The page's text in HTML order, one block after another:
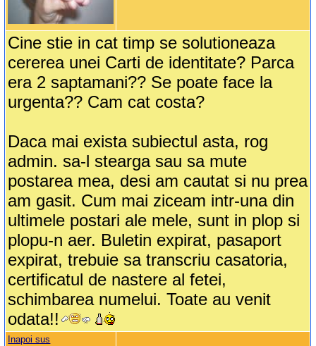
Cine stie in cat timp se solutioneaza
cererea unei Carti de identitate? Parca
era 2 saptamani?? Se poate face la
urgenta?? Cam cat costa?
Daca mai exista subiectul asta, rog
admin. sa-l stearga sau sa mute
postarea mea, desi am cautat si nu prea
am gasit. Cum mai ziceam intr-una din
ultimele postari ale mele, sunt in plop si
plopu-n aer. Buletin expirat, pasaport
expirat, trebuie sa transcriu casatoria,
certificatul de nastere al fetei,
schimbarea numelui. Toate au venit
odata!!
Inapoi sus